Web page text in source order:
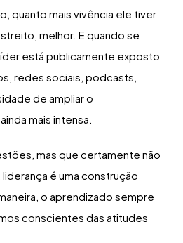
quanto mais vivência ele tiver
melhor. E quando se
está publicamente exposto
redes sociais, podcasts,
de ampliar o
mais intensa.
mas que certamente não
é uma construção
o aprendizado sempre
conscientes das atitudes